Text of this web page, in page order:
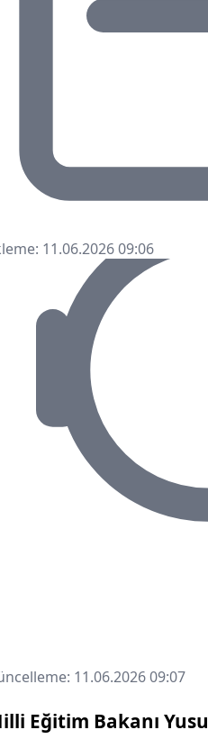
11.06.2026 09:06
11.06.2026 09:07
Eğitim Bakanı